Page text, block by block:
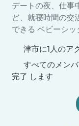
デートの夜、仕事
ど、就寝時間の交
できる ベビーシッ
津市に1人のア
すべてのメン
完了 します